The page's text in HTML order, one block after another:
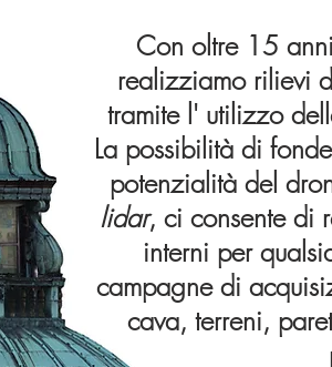
Con oltre 15
realizziamo rilievi
tramite l' utilizzo
La possibilità di
potenzialità del
lidar, ci consente di
interni per
campagne di
cava, terreni,